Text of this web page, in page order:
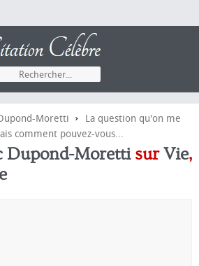
Moretti ›
La question qu'on me
comment pouvez-vous...
Dupond-MorettisurVie,